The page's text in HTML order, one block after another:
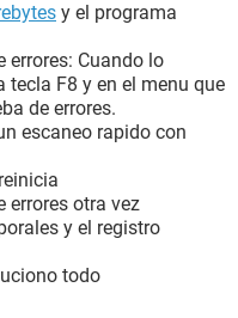
y el programa
errores: Cuando lo
tecla F8 y en el menu que
de errores.
escaneo rapido con
errores otra vez
y el registro
todo